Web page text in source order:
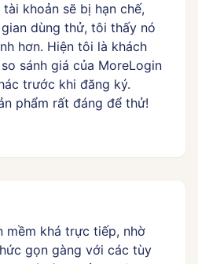
khoản sẽ bị hạn chế,
dùng thử, tôi thấy nó
hơn. Hiện tôi là khách
sánh giá của MoreLogin
trước khi đăng ký.
phẩm rất đáng để thử!
mềm khá trực tiếp, nhờ
gọn gàng với các tùy